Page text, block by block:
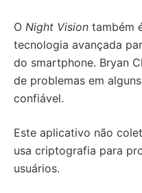
O Night Vision também
tecnologia avançada
do smartphone. Bryan
de problemas em
confiável.
Este aplicativo não
usa criptografia para
usuários.